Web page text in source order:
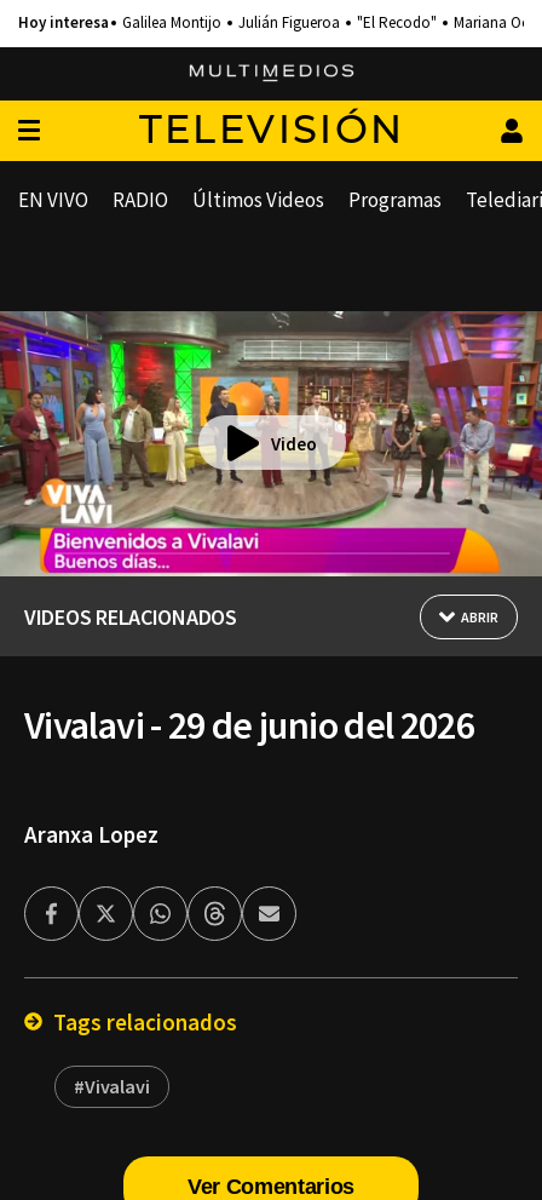
Galilea Montijo Julián Figueroa "El Recodo" Mariana
TELEVISIÓN
EN VIVO RADIO Últimos Videos Programas
Video
VIDEOS RELACIONADOS ABRIR
Vivalavi - 29 de junio del 2026
Aranxa Lopez
FacebookTwitterWhatsappThreadsEnviar
por
Tags relacionados
#Vivalavi
Ver Comentarios